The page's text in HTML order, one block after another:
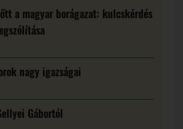
a magyar borágazat: kulcskérdés
nagy igazságai
Gábortól